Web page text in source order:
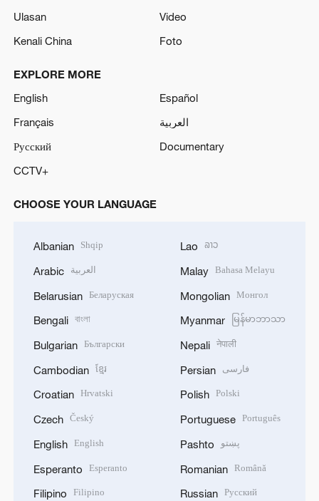
Ulasan
Video
Kenali China
Foto
EXPLORE MORE
English
Español
Français
العربية
Русский
Documentary
CCTV+
CHOOSE YOUR LANGUAGE
Albanian Shqip
Arabic العربية
Belarusian Беларуская
Bengali বাংলা
Bulgarian Български
Cambodian ខ្មែរ
Croatian Hrvatski
Czech Český
English English
Esperanto Esperanto
Filipino Filipino
Lao ລາວ
Malay Bahasa Melayu
Mongolian Монгол
Myanmar မြန်မာဘာသာ
Nepali नेपाली
Persian فارسی
Polish Polski
Portuguese Português
Pashto پښتو
Romanian Română
Russian Русский